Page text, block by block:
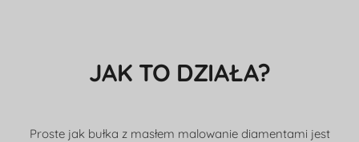
JAK TO DZIAŁA?
Proste jak bułka z masłem malowanie diamentami jest